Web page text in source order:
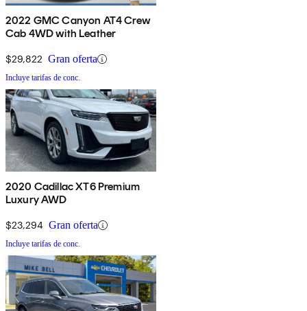
2022 GMC Canyon AT4 Crew
Cab 4WD with Leather
$29,822 Gran oferta
Incluye tarifas de conc.
2020 Cadillac XT6 Premium
Luxury AWD
$23,294 Gran oferta
Incluye tarifas de conc.